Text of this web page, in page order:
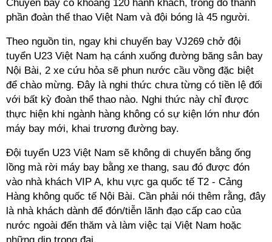
Chuyến bay có khoảng 120 hành khách, trong đó thành
phần đoàn thể thao Việt Nam và đội bóng là 45 người.
Theo nguồn tin, ngay khi chuyến bay VJ269 chở đội
tuyển U23 Việt Nam hạ cánh xuống đường băng sân bay
Nội Bài, 2 xe cứu hỏa sẽ phun nước cầu vồng đặc biệt
để chào mừng. Đây là nghi thức chưa từng có tiền lệ đối
với bất kỳ đoàn thể thao nào. Nghi thức này chỉ được
thực hiện khi ngành hàng không có sự kiện lớn như đón
máy bay mới, khai trương đường bay.
Đội tuyển U23 Việt Nam sẽ không di chuyển bằng ống
lồng mà rời máy bay bằng xe thang, sau đó được đón
vào nhà khách VIP A, khu vực ga quốc tế T2 - Cảng
Hàng không quốc tế Nội Bài. Cần phải nói thêm rằng, đây
là nhà khách dành để đón/tiễn lãnh đạo cấp cao của
nước ngoài đến thăm và làm việc tại Việt Nam hoặc